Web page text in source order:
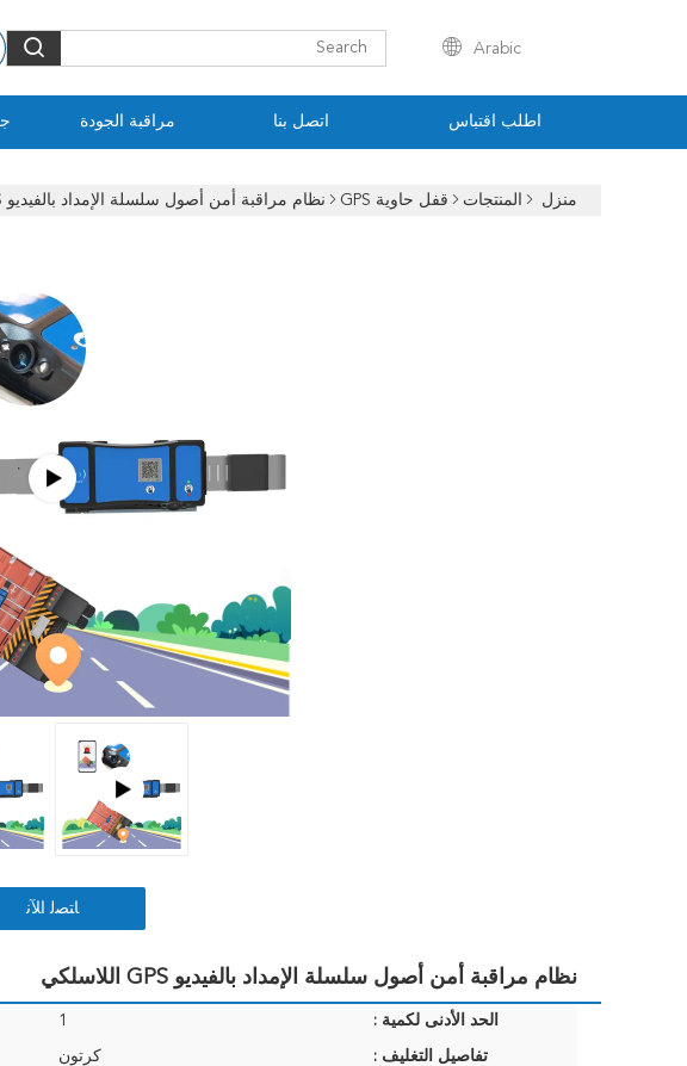
Arabic
مراقبة الجودة اتصل بنا اطلب اقتباس
منزل المنتجات قفل حاوية GPS نظام مراقبة أمن أصول سلسلة الإمداد بالفيديو GPS اللاسلكي
ﺎﺘﺼﻟ ﺍﻶﻧ
نظام مراقبة أمن أصول سلسلة الإمداد بالفيديو GPS اللاسلكي
الحد الأدنى لكمية : 1
تفاصيل التغليف : كرتون